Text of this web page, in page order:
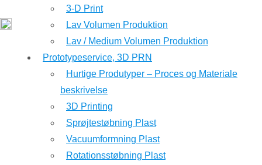
3-D Print
Lav Volumen Produktion
Lav / Medium Volumen Produktion
Prototypeservice, 3D PRN
Hurtige Produtyper – Proces og Materiale
beskrivelse
3D Printing
Sprøjtestøbning Plast
Vacuumformning Plast
Rotationsstøbning Plast